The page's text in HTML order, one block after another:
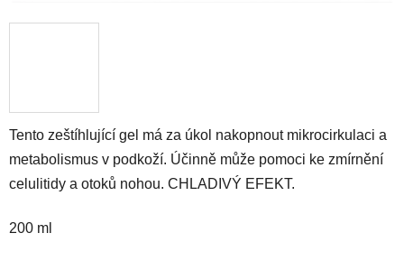
Tento zeštíhlující gel má za úkol nakopnout mikrocirkulaci a
metabolismus v podkoží. Účinně může pomoci ke zmírnění
celulitidy a otoků nohou. CHLADIVÝ EFEKT.
200 ml